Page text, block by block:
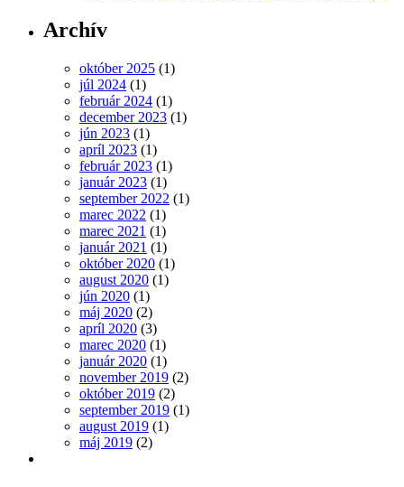
Archív
október 2025 (1)
júl 2024 (1)
február 2024 (1)
december 2023 (1)
jún 2023 (1)
apríl 2023 (1)
február 2023 (1)
január 2023 (1)
september 2022 (1)
marec 2022 (1)
marec 2021 (1)
január 2021 (1)
október 2020 (1)
august 2020 (1)
jún 2020 (1)
máj 2020 (2)
apríl 2020 (3)
marec 2020 (1)
január 2020 (1)
november 2019 (2)
október 2019 (2)
september 2019 (1)
august 2019 (1)
máj 2019 (2)